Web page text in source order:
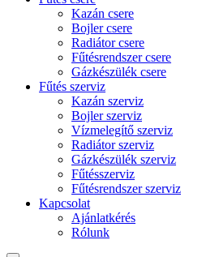
Kazán csere
Bojler csere
Radiátor csere
Fűtésrendszer csere
Gázkészülék csere
Fűtés szerviz
Kazán szerviz
Bojler szerviz
Vízmelegítő szerviz
Radiátor szerviz
Gázkészülék szerviz
Fűtésszerviz
Fűtésrendszer szerviz
Kapcsolat
Ajánlatkérés
Rólunk